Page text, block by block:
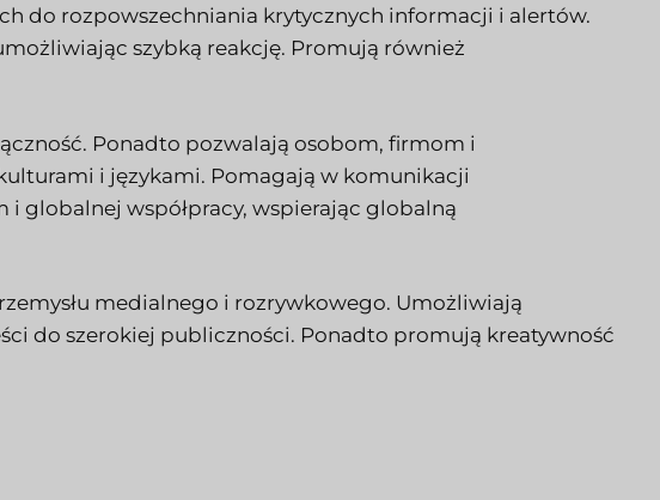
do rozpowszechniania krytycznych informacji i alertów.
szybką reakcję. Promują również
Ponadto pozwalają osobom, firmom i
i językami. Pomagają w komunikacji
globalnej współpracy, wspierając globalną
medialnego i rozrywkowego. Umożliwiają
do szerokiej publiczności. Ponadto promują kreatywność